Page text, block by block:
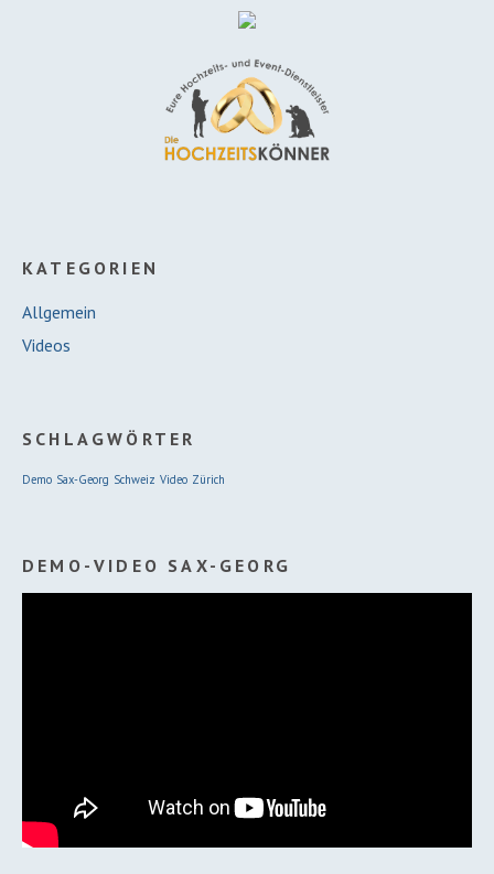
KATEGORIEN
Allgemein
Videos
SCHLAGWÖRTER
Demo Sax-Georg Schweiz Video Zürich
DEMO-VIDEO SAX-GEORG